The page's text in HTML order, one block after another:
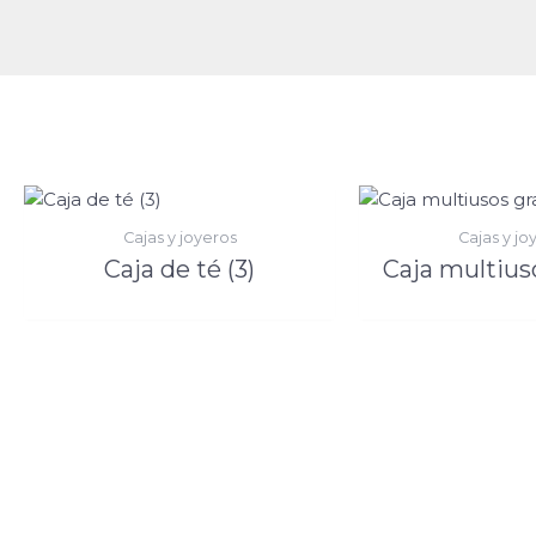
Cajas y joyeros
Caja de té (3)
Cajas y
Caja